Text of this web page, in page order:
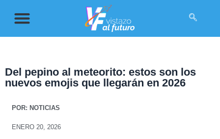
Del pepino al meteorito: estos son los
nuevos emojis que llegarán en 2026
POR: NOTICIAS
ENERO 20, 2026